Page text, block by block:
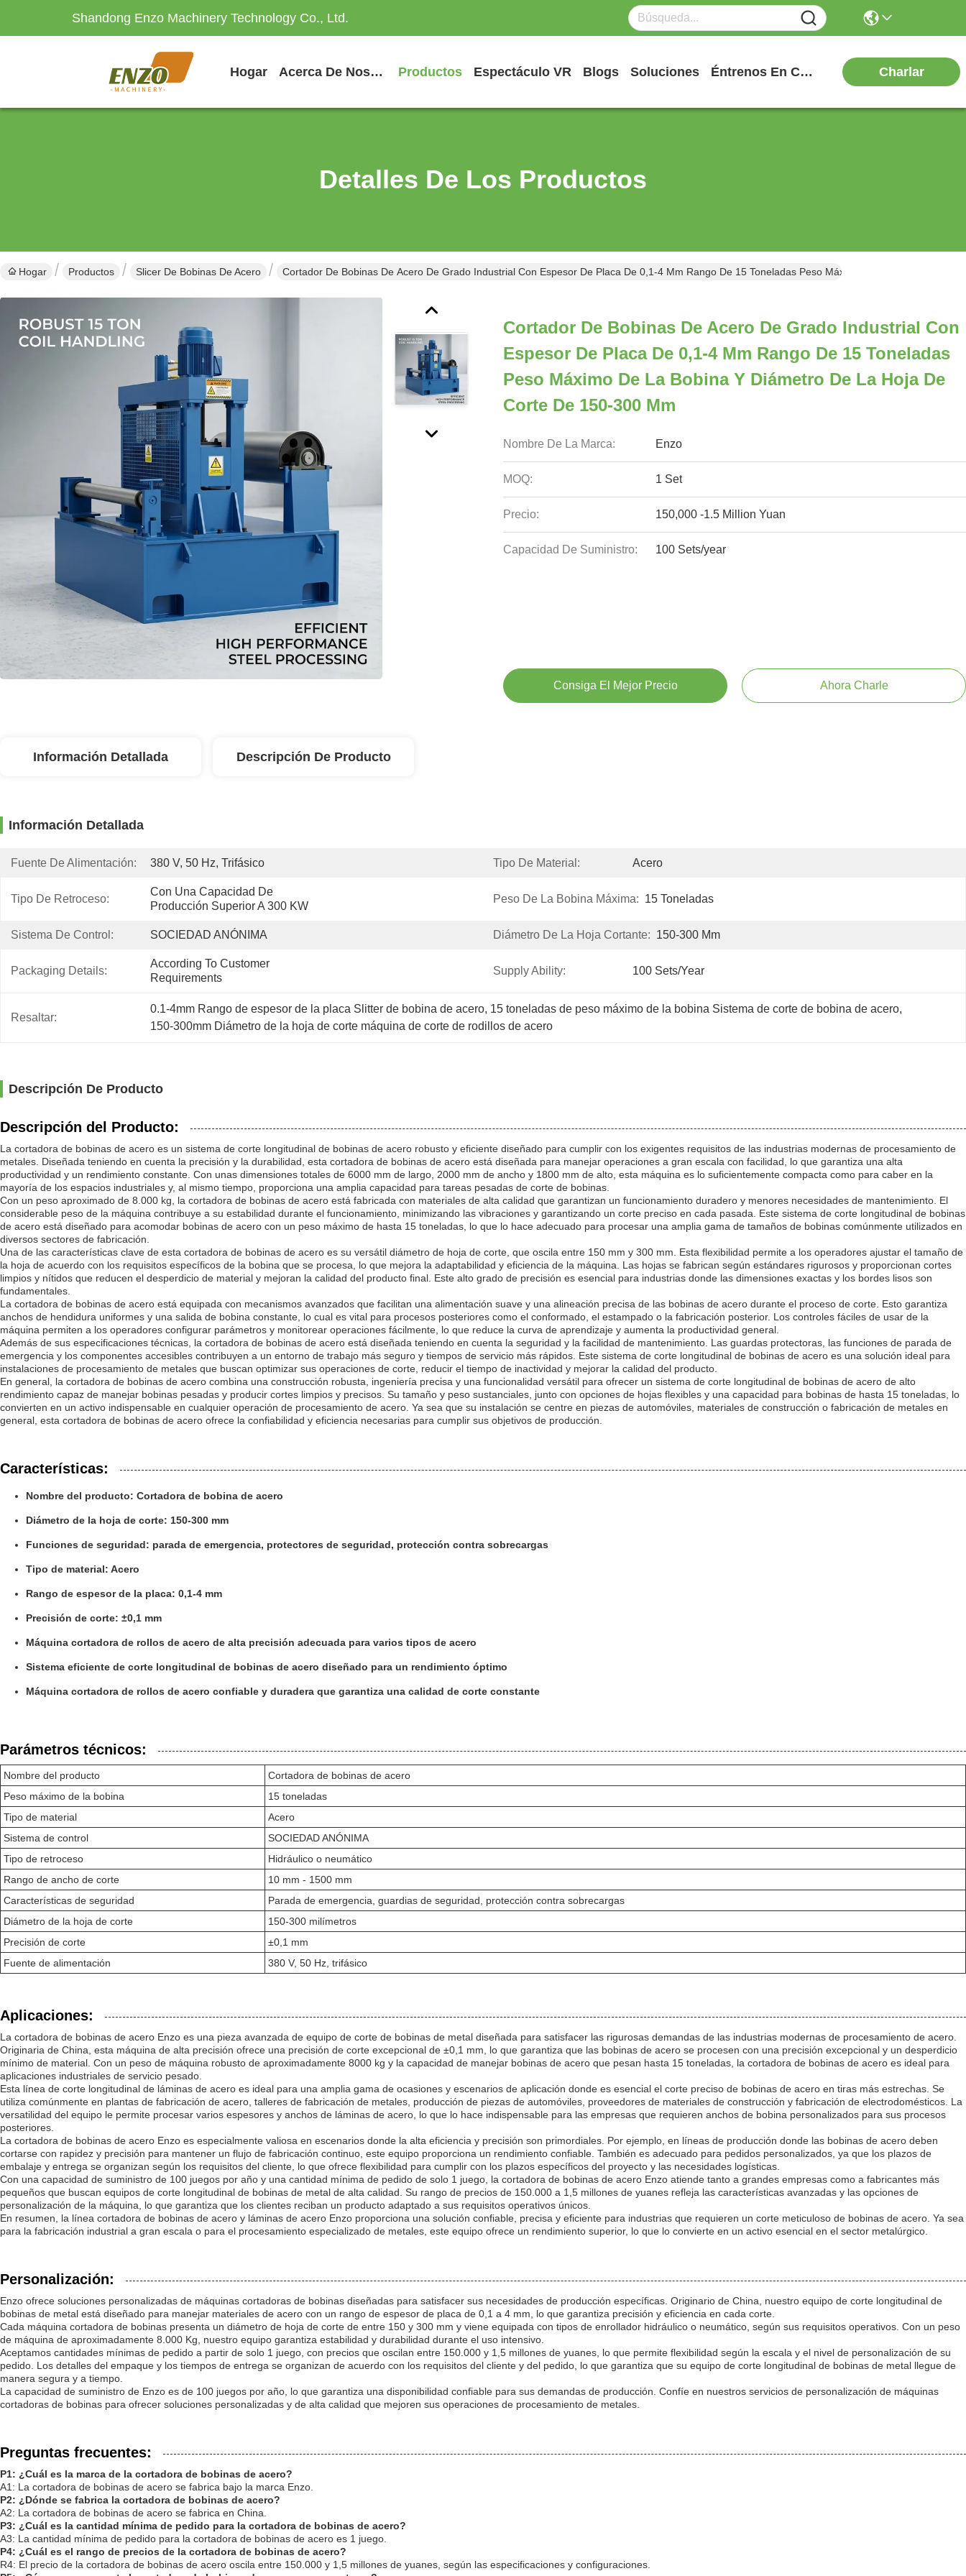
Shandong Enzo Machinery Technology Co., Ltd.
Hogar Acerca De Nosotros Productos Espectáculo VR Blogs Soluciones Éntrenos En Contacto Con Charlar
Detalles De Los Productos
Hogar Productos Slicer De Bobinas De Acero Cortador De Bobinas De Acero De Grado Industrial Con Espesor De Placa De 0,1-4 Mm Rango De 15 Toneladas Peso Máximo De La Bobina Y
Cortador De Bobinas De Acero De Grado Industrial Con
Espesor De Placa De 0,1-4 Mm Rango De 15 Toneladas
Peso Máximo De La Bobina Y Diámetro De La Hoja De
Corte De 150-300 Mm
Nombre De La Marca: Enzo
MOQ: 1 Set
Precio: 150,000 -1.5 Million Yuan
Capacidad De Suministro: 100 Sets/year
Consiga El Mejor Precio Ahora Charle
Información Detallada Descripción De Producto
Información Detallada
Fuente De Alimentación: 380 V, 50 Hz, Trifásico Tipo De Material: Acero
Tipo De Retroceso:
Con Una Capacidad De
Producción Superior A 300 KW
Peso De La Bobina Máxima: 15 Toneladas
Sistema De Control: SOCIEDAD ANÓNIMA Diámetro De La Hoja Cortante: 150-300 Mm
Packaging Details:
According To Customer
Requirements
Supply Ability: 100 Sets/year
Resaltar:
0.1-4mm Rango de espesor de la placa Slitter de bobina de acero, 15 toneladas de peso máximo de la bobina Sistema de corte de bobina de acero,
150-300mm Diámetro de la hoja de corte máquina de corte de rodillos de acero
Descripción De Producto
Descripción del Producto:
La cortadora de bobinas de acero es un sistema de corte longitudinal de bobinas de acero robusto y eficiente diseñado para cumplir con los exigentes requisitos de las industrias modernas de procesamiento de
metales. Diseñada teniendo en cuenta la precisión y la durabilidad, esta cortadora de bobinas de acero está diseñada para manejar operaciones a gran escala con facilidad, lo que garantiza una alta
productividad y un rendimiento constante. Con unas dimensiones totales de 6000 mm de largo, 2000 mm de ancho y 1800 mm de alto, esta máquina es lo suficientemente compacta como para caber en la
mayoría de los espacios industriales y, al mismo tiempo, proporciona una amplia capacidad para tareas pesadas de corte de bobinas.
Con un peso aproximado de 8.000 kg, la cortadora de bobinas de acero está fabricada con materiales de alta calidad que garantizan un funcionamiento duradero y menores necesidades de mantenimiento. El
considerable peso de la máquina contribuye a su estabilidad durante el funcionamiento, minimizando las vibraciones y garantizando un corte preciso en cada pasada. Este sistema de corte longitudinal de bobinas
de acero está diseñado para acomodar bobinas de acero con un peso máximo de hasta 15 toneladas, lo que lo hace adecuado para procesar una amplia gama de tamaños de bobinas comúnmente utilizados en
diversos sectores de fabricación.
Una de las características clave de esta cortadora de bobinas de acero es su versátil diámetro de hoja de corte, que oscila entre 150 mm y 300 mm. Esta flexibilidad permite a los operadores ajustar el tamaño de
la hoja de acuerdo con los requisitos específicos de la bobina que se procesa, lo que mejora la adaptabilidad y eficiencia de la máquina. Las hojas se fabrican según estándares rigurosos y proporcionan cortes
limpios y nítidos que reducen el desperdicio de material y mejoran la calidad del producto final. Este alto grado de precisión es esencial para industrias donde las dimensiones exactas y los bordes lisos son
fundamentales.
La cortadora de bobinas de acero está equipada con mecanismos avanzados que facilitan una alimentación suave y una alineación precisa de las bobinas de acero durante el proceso de corte. Esto garantiza
anchos de hendidura uniformes y una salida de bobina constante, lo cual es vital para procesos posteriores como el conformado, el estampado o la fabricación posterior. Los controles fáciles de usar de la
máquina permiten a los operadores configurar parámetros y monitorear operaciones fácilmente, lo que reduce la curva de aprendizaje y aumenta la productividad general.
Además de sus especificaciones técnicas, la cortadora de bobinas de acero está diseñada teniendo en cuenta la seguridad y la facilidad de mantenimiento. Las guardas protectoras, las funciones de parada de
emergencia y los componentes accesibles contribuyen a un entorno de trabajo más seguro y tiempos de servicio más rápidos. Este sistema de corte longitudinal de bobinas de acero es una solución ideal para
instalaciones de procesamiento de metales que buscan optimizar sus operaciones de corte, reducir el tiempo de inactividad y mejorar la calidad del producto.
En general, la cortadora de bobinas de acero combina una construcción robusta, ingeniería precisa y una funcionalidad versátil para ofrecer un sistema de corte longitudinal de bobinas de acero de alto
rendimiento capaz de manejar bobinas pesadas y producir cortes limpios y precisos. Su tamaño y peso sustanciales, junto con opciones de hojas flexibles y una capacidad para bobinas de hasta 15 toneladas, lo
convierten en un activo indispensable en cualquier operación de procesamiento de acero. Ya sea que su instalación se centre en piezas de automóviles, materiales de construcción o fabricación de metales en
general, esta cortadora de bobinas de acero ofrece la confiabilidad y eficiencia necesarias para cumplir sus objetivos de producción.
Características:
Nombre del producto: Cortadora de bobina de acero
Diámetro de la hoja de corte: 150-300 mm
Funciones de seguridad: parada de emergencia, protectores de seguridad, protección contra sobrecargas
Tipo de material: Acero
Rango de espesor de la placa: 0,1-4 mm
Precisión de corte: ±0,1 mm
Máquina cortadora de rollos de acero de alta precisión adecuada para varios tipos de acero
Sistema eficiente de corte longitudinal de bobinas de acero diseñado para un rendimiento óptimo
Máquina cortadora de rollos de acero confiable y duradera que garantiza una calidad de corte constante
Parámetros técnicos:
Nombre del producto
Cortadora de bobinas de acero
Peso máximo de la bobina
15 toneladas
Tipo de material
Acero
Sistema de control
SOCIEDAD ANÓNIMA
Tipo de retroceso
Hidráulico o neumático
Rango de ancho de corte
10 mm - 1500 mm
Características de seguridad
Parada de emergencia, guardias de seguridad, protección contra sobrecargas
Diámetro de la hoja de corte
150-300 milímetros
Precisión de corte
±0,1 mm
Fuente de alimentación
380 V, 50 Hz, trifásico
Aplicaciones:
La cortadora de bobinas de acero Enzo es una pieza avanzada de equipo de corte de bobinas de metal diseñada para satisfacer las rigurosas demandas de las industrias modernas de procesamiento de acero.
Originaria de China, esta máquina de alta precisión ofrece una precisión de corte excepcional de ±0,1 mm, lo que garantiza que las bobinas de acero se procesen con una precisión excepcional y un desperdicio
mínimo de material. Con un peso de máquina robusto de aproximadamente 8000 kg y la capacidad de manejar bobinas de acero que pesan hasta 15 toneladas, la cortadora de bobinas de acero es ideal para
aplicaciones industriales de servicio pesado.
Esta línea de corte longitudinal de láminas de acero es ideal para una amplia gama de ocasiones y escenarios de aplicación donde es esencial el corte preciso de bobinas de acero en tiras más estrechas. Se
utiliza comúnmente en plantas de fabricación de acero, talleres de fabricación de metales, producción de piezas de automóviles, proveedores de materiales de construcción y fabricación de electrodomésticos. La
versatilidad del equipo le permite procesar varios espesores y anchos de láminas de acero, lo que lo hace indispensable para las empresas que requieren anchos de bobina personalizados para sus procesos
posteriores.
La cortadora de bobinas de acero Enzo es especialmente valiosa en escenarios donde la alta eficiencia y precisión son primordiales. Por ejemplo, en líneas de producción donde las bobinas de acero deben
cortarse con rapidez y precisión para mantener un flujo de fabricación continuo, este equipo proporciona un rendimiento confiable. También es adecuado para pedidos personalizados, ya que los plazos de
embalaje y entrega se organizan según los requisitos del cliente, lo que ofrece flexibilidad para cumplir con los plazos específicos del proyecto y las necesidades logísticas.
Con una capacidad de suministro de 100 juegos por año y una cantidad mínima de pedido de solo 1 juego, la cortadora de bobinas de acero Enzo atiende tanto a grandes empresas como a fabricantes más
pequeños que buscan equipos de corte longitudinal de bobinas de metal de alta calidad. Su rango de precios de 150.000 a 1,5 millones de yuanes refleja las características avanzadas y las opciones de
personalización de la máquina, lo que garantiza que los clientes reciban un producto adaptado a sus requisitos operativos únicos.
En resumen, la línea cortadora de bobinas de acero y láminas de acero Enzo proporciona una solución confiable, precisa y eficiente para industrias que requieren un corte meticuloso de bobinas de acero. Ya sea
para la fabricación industrial a gran escala o para el procesamiento especializado de metales, este equipo ofrece un rendimiento superior, lo que lo convierte en un activo esencial en el sector metalúrgico.
Personalización:
Enzo ofrece soluciones personalizadas de máquinas cortadoras de bobinas diseñadas para satisfacer sus necesidades de producción específicas. Originario de China, nuestro equipo de corte longitudinal de
bobinas de metal está diseñado para manejar materiales de acero con un rango de espesor de placa de 0,1 a 4 mm, lo que garantiza precisión y eficiencia en cada corte.
Cada máquina cortadora de bobinas presenta un diámetro de hoja de corte de entre 150 y 300 mm y viene equipada con tipos de enrollador hidráulico o neumático, según sus requisitos operativos. Con un peso
de máquina de aproximadamente 8.000 Kg, nuestro equipo garantiza estabilidad y durabilidad durante el uso intensivo.
Aceptamos cantidades mínimas de pedido a partir de solo 1 juego, con precios que oscilan entre 150.000 y 1,5 millones de yuanes, lo que permite flexibilidad según la escala y el nivel de personalización de su
pedido. Los detalles del empaque y los tiempos de entrega se organizan de acuerdo con los requisitos del cliente y del pedido, lo que garantiza que su equipo de corte longitudinal de bobinas de metal llegue de
manera segura y a tiempo.
La capacidad de suministro de Enzo es de 100 juegos por año, lo que garantiza una disponibilidad confiable para sus demandas de producción. Confíe en nuestros servicios de personalización de máquinas
cortadoras de bobinas para ofrecer soluciones personalizadas y de alta calidad que mejoren sus operaciones de procesamiento de metales.
Preguntas frecuentes:
P1: ¿Cuál es la marca de la cortadora de bobinas de acero?
A1: La cortadora de bobinas de acero se fabrica bajo la marca Enzo.
P2: ¿Dónde se fabrica la cortadora de bobinas de acero?
A2: La cortadora de bobinas de acero se fabrica en China.
P3: ¿Cuál es la cantidad mínima de pedido para la cortadora de bobinas de acero?
A3: La cantidad mínima de pedido para la cortadora de bobinas de acero es 1 juego.
P4: ¿Cuál es el rango de precios de la cortadora de bobinas de acero?
R4: El precio de la cortadora de bobinas de acero oscila entre 150.000 y 1,5 millones de yuanes, según las especificaciones y configuraciones.